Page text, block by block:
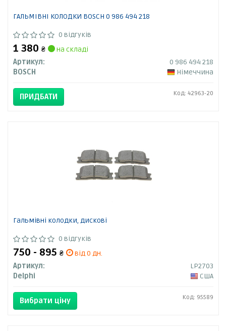
ГАЛЬМІВНІ КОЛОДКИ BOSCH 0 986 494 218
0 відгуків
1 380 ₴
на складі
Артикул:
0 986 494 218
BOSCH
Німеччина
ПРИДБАТИ Код: 42963-20
Гальмівні колодки, дискові
0 відгуків
750 - 895 ₴
від 0 дн.
Артикул:
LP2703
Delphi
США
Вибрати ціну Код: 95589